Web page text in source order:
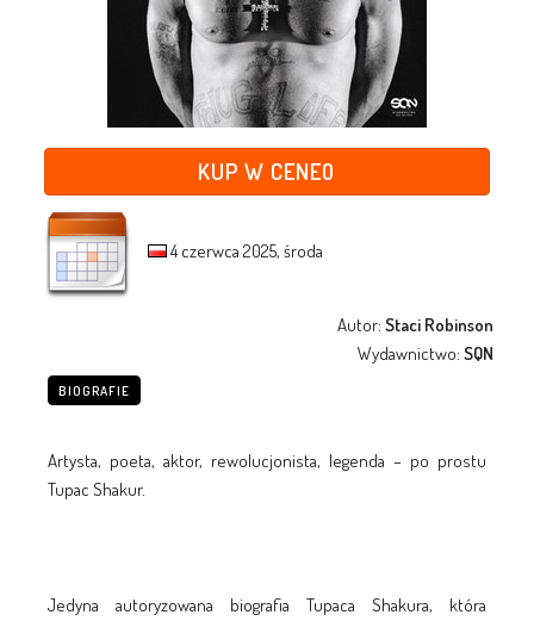
KUP W CENEO
4 czerwca 2025, środa
Autor:Staci Robinson
Wydawnictwo:SQN
BIOGRAFIE
Artysta, poeta, aktor, rewolucjonista, legenda – po prostu
Tupac Shakur.
Jedyna autoryzowana biografia Tupaca Shakura, która